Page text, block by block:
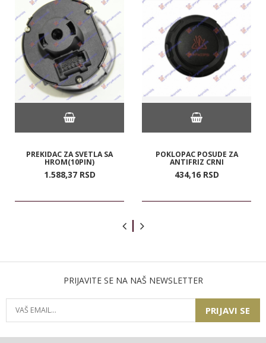
PREKIDAC ZA SVETLA SA
HROM(10PIN)
1.588,37 RSD
POKLOPAC POSUDE ZA
ANTIFRIZ CRNI
434,16 RSD
PRIJAVITE SE NA NAŠ NEWSLETTER
PRIJAVI SE